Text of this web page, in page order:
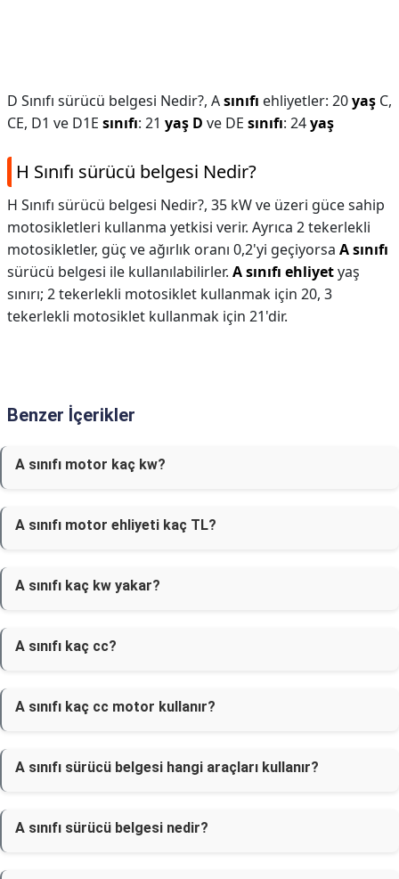
D Sınıfı sürücü belgesi Nedir?, Asınıfı ehliyetler: 20yaş C,
CE, D1 ve D1E sınıfı: 21 yaş D ve DE sınıfı: 24yaş
H Sınıfı sürücü belgesi Nedir?
H Sınıfı sürücü belgesi Nedir?, 35 kW ve üzeri güce sahip
motosikletleri kullanma yetkisi verir. Ayrıca 2 tekerlekli
motosikletler, güç ve ağırlık oranı 0,2'yi geçiyorsa A sınıfı
sürücü belgesi ile kullanılabilirler. A sınıfı ehliyetyaş
sınırı; 2 tekerlekli motosiklet kullanmak için 20, 3
tekerlekli motosiklet kullanmak için 21'dir.
Benzer İçerikler
A sınıfı motor kaç kw?
A sınıfı motor ehliyeti kaç TL?
A sınıfı kaç kw yakar?
A sınıfı kaç cc?
A sınıfı kaç cc motor kullanır?
A sınıfı sürücü belgesi hangi araçları kullanır?
A sınıfı sürücü belgesi nedir?